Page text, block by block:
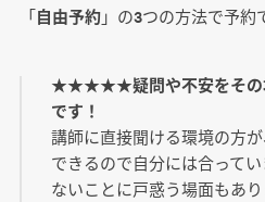
「自由予約」の3つの方法で予約
★★★★★疑問や不安をその
です！
講師に直接聞ける環境の方
できるので自分には合って
ないことに戸惑う場面もあ